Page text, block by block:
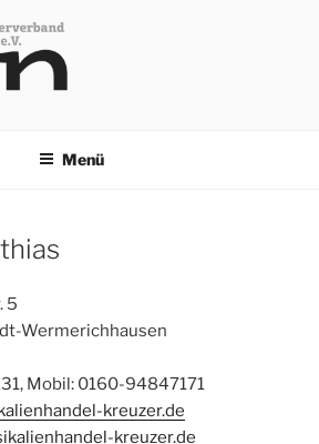
Menü
5
Wermerichhausen
Mobil: 0160-94847171
kreuzer.de
kreuzer.de